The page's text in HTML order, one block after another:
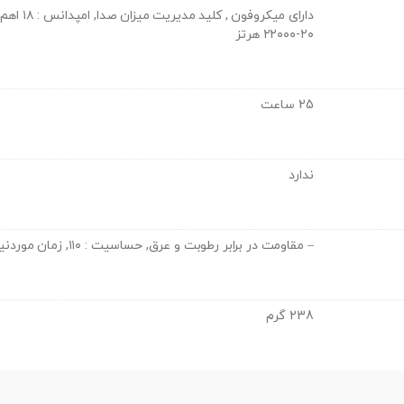
۲۰-۲۲۰۰۰ هرتز
25 ساعت
ندارد
– مقاومت در برابر رطوبت و عرق, حساسیت : ۱۱۰, زمان موردنیاز برای شارژ هدفون : ۳ ساعت
238 گرم